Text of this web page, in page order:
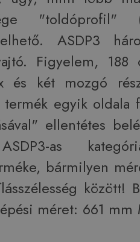
"toldóprofil"
ASDP3
Figyelem,
és két mozgó
egyik oldala
ellentétes
as
bármilyen
között!
méret: 661 mm